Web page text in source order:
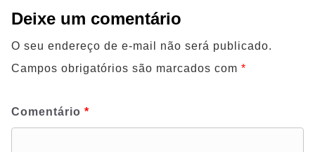
Deixe um comentário
O seu endereço de e-mail não será publicado.
Campos obrigatórios são marcados com *
Comentário *